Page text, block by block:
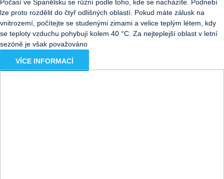
Počasí ve Španělsku se různí podle toho, kde se nacházíte. Podnebí
lze proto rozdělit do čtyř odlišných oblastí. Pokud máte zálusk na
vnitrozemí, počítejte se studenými zimami a velice teplým létem, kdy
se teploty vzduchu pohybují kolem 40 °C. Za nejteplejší oblast v letní
sezóně je však považováno
VÍCE INFORMACÍ